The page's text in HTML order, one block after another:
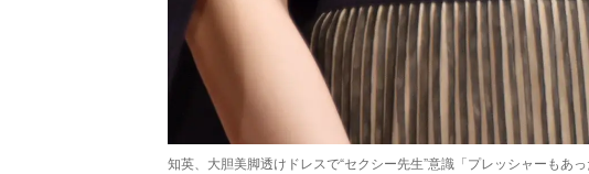
知英、大胆美脚透けドレスで“セクシー先生”意識「プレッシャーもあ